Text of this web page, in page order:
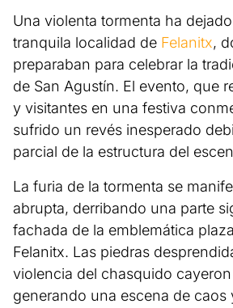
Una violenta tormenta ha
tranquila localidad de Felanitx,
preparaban para celebrar la
de San Agustín. El evento, que
y visitantes en una festiva
sufrido un revés inesperado
parcial de la estructura del
La furia de la tormenta se
abrupta, derribando una parte
fachada de la emblemática
Felanitx. Las piedras
violencia del chasquido
generando una escena de